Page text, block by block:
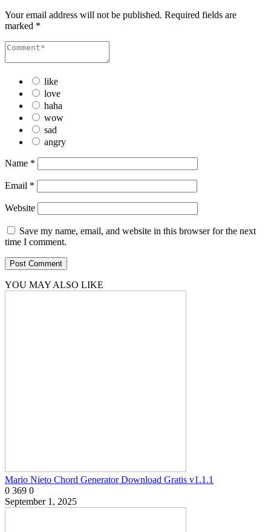
Your email address will not be published. Required fields are
marked *
like
love
haha
wow
sad
angry
Name *
Email *
Website
Save my name, email, and website in this browser for the next
time I comment.
YOU MAY ALSO LIKE
Mario Nieto Chord Generator Download Gratis v1.1.1
0 369 0
September 1, 2025